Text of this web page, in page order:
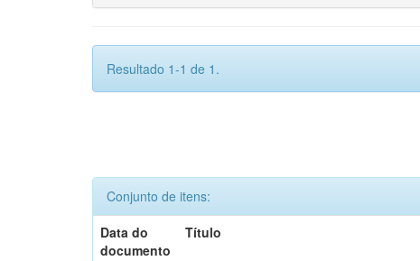
Resultado 1-1 de 1.
Conjunto de itens:
Data do
documento
Título